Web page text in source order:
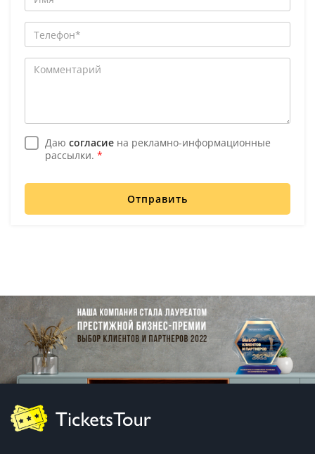
Даю согласие на рекламно-информационные
рассылки. *
Отправить